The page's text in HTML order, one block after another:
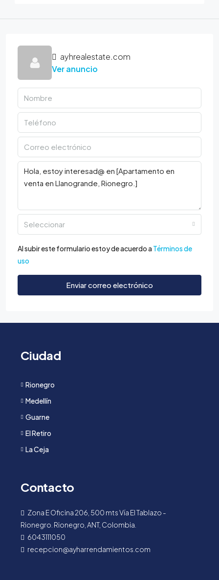
ayhrealestate.com
Ver anuncio
Seleccionar
Al subir este formulario estoy de acuerdo a Términos de
uso
Enviar correo electrónico
Ciudad
Rionegro
Medellín
Guarne
El Retiro
La Ceja
Contacto
Zona E Oficina 206, 500 mts Vía El Tablazo -
Rionegro. Rionegro, ANT, Colombia.
6043111050
recepcion@ayharrendamientos.com